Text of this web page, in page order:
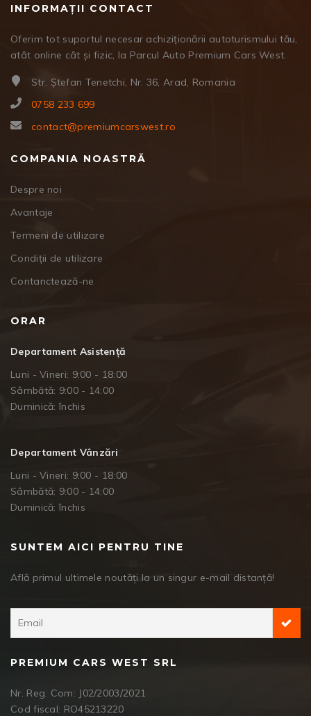
INFORMAȚII CONTACT
Oferim tot suportul necesar achiziționării autoturismului tău,
atât online cât și fizic, la Parcul Auto Premium Cars West.
Str. Ștefan Tenetchi, Nr. 36, Arad, Romania
0758 233 699
contact@premiumcarswest.ro
COMPANIA NOASTRĂ
Despre noi
Avantaje
Termeni de utilizare
Condiții de utilizare
Contanctează-ne
ORAR
Departament Asistență
Luni - Vineri: 9:00 - 18:00
Sâmbătă: 9:00 - 14:00
Duminică: închis
Departament Vânzări
Luni - Vineri: 9:00 - 18:00
Sâmbătă: 9:00 - 14:00
Duminică: închis
SUNTEM AICI PENTRU TINE
Află primul ultimele noutăți la un singur e-mail distanță!
PREMIUM CARS WEST SRL
Nr. Reg. Com: J02/2003/2021
Cod fiscal: RO45213220